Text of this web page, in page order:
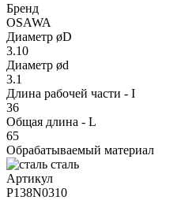
Бренд
OSAWA
Диаметр øD
3.10
Диаметр ød
3.1
Длина рабочей части - I
36
Общая длина - L
65
Обрабатываемый материал
сталь
Артикул
P138N0310